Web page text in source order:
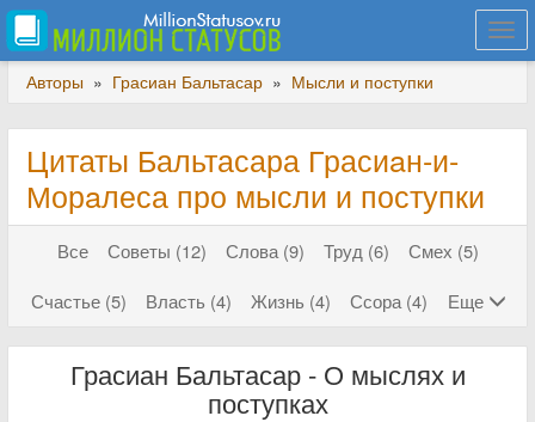
Авторы » Грасиан Бальтасар » Мысли и поступки
Цитаты Бальтасара Грасиaн-и-
Морaлеса про мысли и поступки
Все Советы (12) Слова (9) Труд (6)
Смех (5)
Счастье (5)
Власть (4) Жизнь (4) Ссора (4) Еще
Грасиан Бальтасар - О мыслях и
поступках